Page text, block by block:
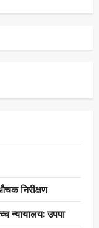
निरीक्षण
न्यायालय: उपपा